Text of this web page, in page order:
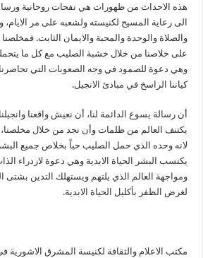
هذه الاحداث من ظهورات هي نفحات روحانية
الى رعاية المسيح لكنيسته ولشعبه على مر الايام،
والصلاة والوحدة والمحبة والايمان الثابت.
على خلاصنا من خلال خشبة الصليب مع كل ما
وهي دعوة للصمود في وجه الصعوبات التي تحاصرنا
كياننا الراسخ في مبادئ الانجيل.
أن رسالة يسوع الدائمة لنا، أن نعيش واقعنا
يكتنف العالم من ظلمات وأن نجد من خلال مخلصنا،
لانه وحده الذي حمل الصليب حباً بخلاص جميع
يكتسب البشر الحياة الابدية وهي دعوة لازدراء
ومواجهة العالم الذي يلتهم ويستهلك التدين بشتى
لغرض الظفر بأكليل الحياة الابدية.
مكتب الاعلام والثقافة لكنيسة المشرق الاشورية